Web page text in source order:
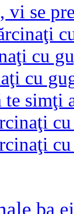
vi se
cu
cu
te simţi
ba